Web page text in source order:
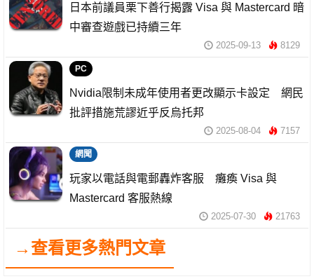
日本前議員栗下善行揭露 Visa 與 Mastercard 暗
中審查遊戲已持續三年
2025-09-13 8129
PC
Nvidia限制未成年使用者更改顯示卡設定 網民
批評措施荒謬近乎反烏托邦
2025-08-04 7157
網聞
玩家以電話與電郵轟炸客服 癱瘓 Visa 與
Mastercard 客服熱線
2025-07-30 21763
→查看更多熱門文章